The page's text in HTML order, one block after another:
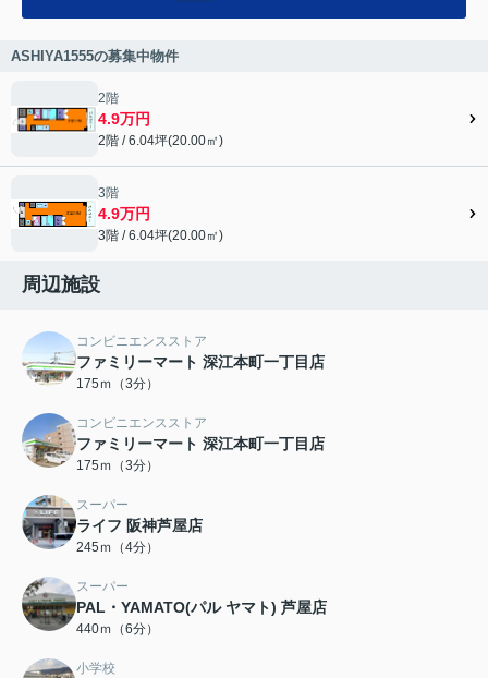
ASHIYA1555の募集中物件
2階
4.9万円
2階 / 6.04坪(20.00㎡)
3階
4.9万円
3階 / 6.04坪(20.00㎡)
周辺施設
コンビニエンスストア
ファミリーマート 深江本町一丁目店
175ｍ（3分）
コンビニエンスストア
ファミリーマート 深江本町一丁目店
175ｍ（3分）
スーパー
ライフ 阪神芦屋店
245ｍ（4分）
スーパー
PAL・YAMATO(パル ヤマト) 芦屋店
440ｍ（6分）
小学校